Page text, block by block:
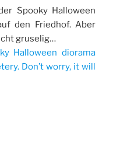
Spooky Halloween
den Friedhof. Aber
gruselig…
Halloween diorama
Don’t worry, it will